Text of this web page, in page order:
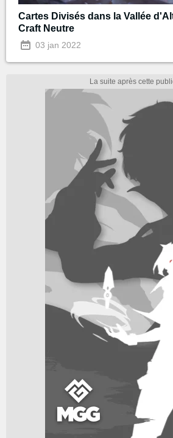
Cartes Divisés dans la Vallée
Craft Neutre
03 jan 2022